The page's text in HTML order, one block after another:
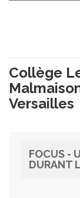
Collège
Versailles
FOCUS -
DURANT